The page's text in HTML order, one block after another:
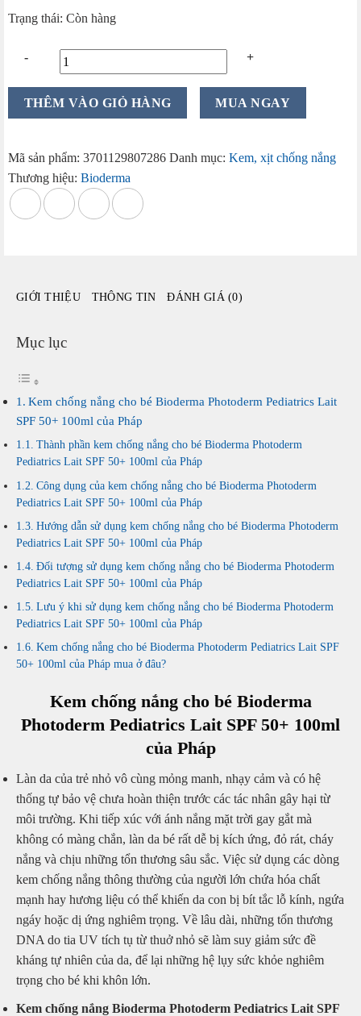
Trạng thái: Còn hàng
cho
Bioderma
Photoderm
100ml
Pháp
lượng
THÊM VÀO GIỎ HÀNG MUA NGAY
Mã sản phẩm: 3701129807286 Danh mục: Kem, xịt chống nắng
Thương hiệu: Bioderma
GIỚI THIỆU THÔNG TIN ĐÁNH GIÁ (0)
Mục lục
Kem chống nắng cho bé Bioderma Photoderm Pediatrics Lait
SPF 50+ 100ml của Pháp
Thành phần kem chống nắng cho bé Bioderma Photoderm
Pediatrics Lait SPF 50+ 100ml của Pháp
Công dụng của kem chống nắng cho bé Bioderma Photoderm
Pediatrics Lait SPF 50+ 100ml của Pháp
Hướng dẫn sử dụng kem chống nắng cho bé Bioderma Photoderm
Pediatrics Lait SPF 50+ 100ml của Pháp
Đối tượng sử dụng kem chống nắng cho bé Bioderma Photoderm
Pediatrics Lait SPF 50+ 100ml của Pháp
Lưu ý khi sử dụng kem chống nắng cho bé Bioderma Photoderm
Pediatrics Lait SPF 50+ 100ml của Pháp
Kem chống nắng cho bé Bioderma Photoderm Pediatrics Lait SPF
50+ 100ml của Pháp mua ở đâu?
Kem chống nắng cho bé Bioderma
Photoderm Pediatrics Lait SPF 50+ 100ml
của Pháp
Làn da của trẻ nhỏ vô cùng mỏng manh, nhạy cảm và có hệ
thống tự bảo vệ chưa hoàn thiện trước các tác nhân gây hại từ
môi trường. Khi tiếp xúc với ánh nắng mặt trời gay gắt mà
không có màng chắn, làn da bé rất dễ bị kích ứng, đỏ rát, cháy
nắng và chịu những tổn thương sâu sắc. Việc sử dụng các dòng
kem chống nắng thông thường của người lớn chứa hóa chất
mạnh hay hương liệu có thể khiến da con bị bít tắc lỗ kính, ngứa
ngáy hoặc dị ứng nghiêm trọng. Về lâu dài, những tổn thương
DNA do tia UV tích tụ từ thuở nhỏ sẽ làm suy giảm sức đề
kháng tự nhiên của da, để lại những hệ lụy sức khỏe nghiêm
trọng cho bé khi khôn lớn.
Kem chống nắng Bioderma Photoderm Pediatrics Lait SPF